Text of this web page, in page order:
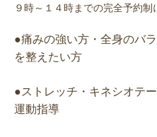
９時～１４時までの完全予約制
●痛みの強い方・全身のバ
を整えたい方
●ストレッチ・キネシオテ
運動指導